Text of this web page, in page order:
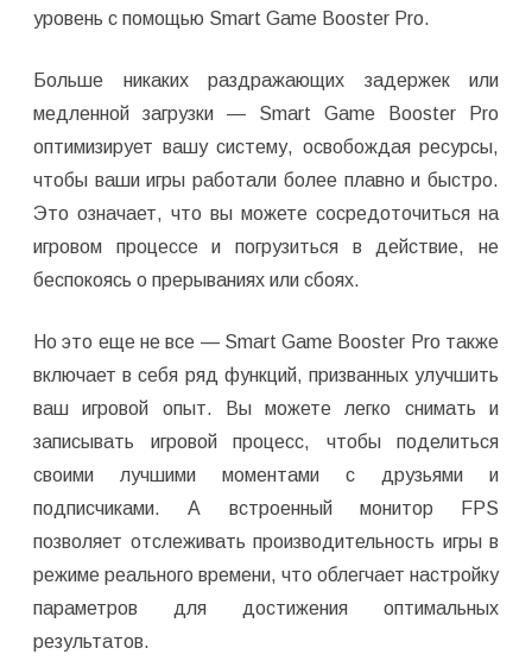
уровень с помощью Smart Game Booster Pro.
Больше никаких раздражающих задержек или
медленной загрузки — Smart Game Booster Pro
оптимизирует вашу систему, освобождая ресурсы,
чтобы ваши игры работали более плавно и быстро.
Это означает, что вы можете сосредоточиться на
игровом процессе и погрузиться в действие, не
беспокоясь о прерываниях или сбоях.
Но это еще не все — Smart Game Booster Pro также
включает в себя ряд функций, призванных улучшить
ваш игровой опыт. Вы можете легко снимать и
записывать игровой процесс, чтобы поделиться
своими лучшими моментами с друзьями и
подписчиками. А встроенный монитор FPS
позволяет отслеживать производительность игры в
режиме реального времени, что облегчает настройку
параметров для достижения оптимальных
результатов.